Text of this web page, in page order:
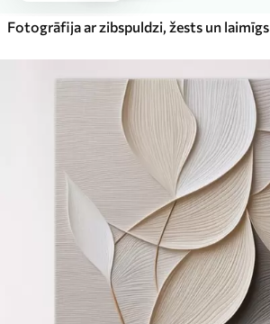
Fotogrāfija ar zibspuldzi, žests un laimīgs